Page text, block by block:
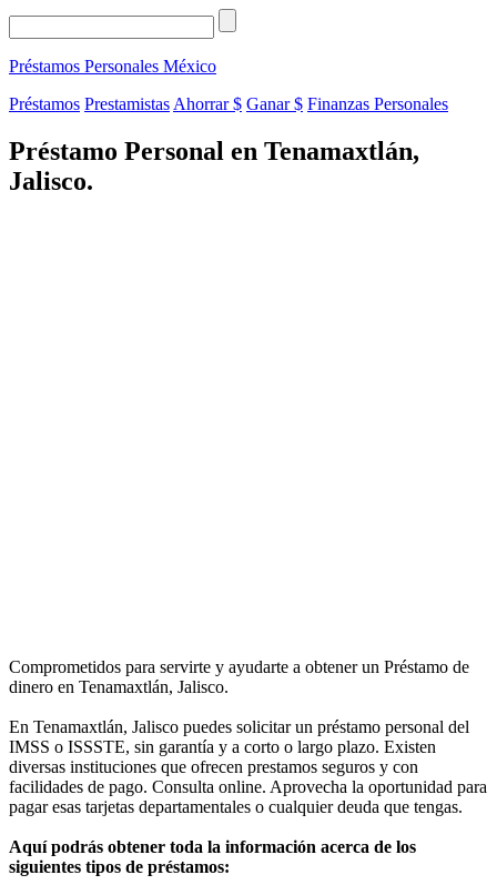
Préstamos Personales México
Préstamos Prestamistas Ahorrar $ Ganar $ Finanzas Personales
Préstamo Personal en Tenamaxtlán,
Jalisco.
Comprometidos para servirte y ayudarte a obtener un Préstamo de
dinero en Tenamaxtlán, Jalisco.
En Tenamaxtlán, Jalisco puedes solicitar un préstamo personal del
IMSS o ISSSTE, sin garantía y a corto o largo plazo. Existen
diversas instituciones que ofrecen prestamos seguros y con
facilidades de pago. Consulta online. Aprovecha la oportunidad para
pagar esas tarjetas departamentales o cualquier deuda que tengas.
Aquí podrás obtener toda la información acerca de los
siguientes tipos de préstamos: